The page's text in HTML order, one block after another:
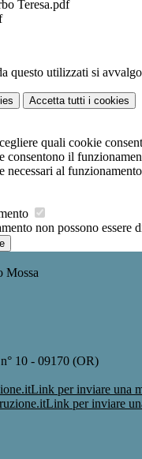
Teresa.pdf
questo utilizzati si
Accetta tutti i cookies
quali cookie
consentono il
necessari al
non possono
Mossa
10 - 09170 (OR)
Link per inviare una
Link per inviare